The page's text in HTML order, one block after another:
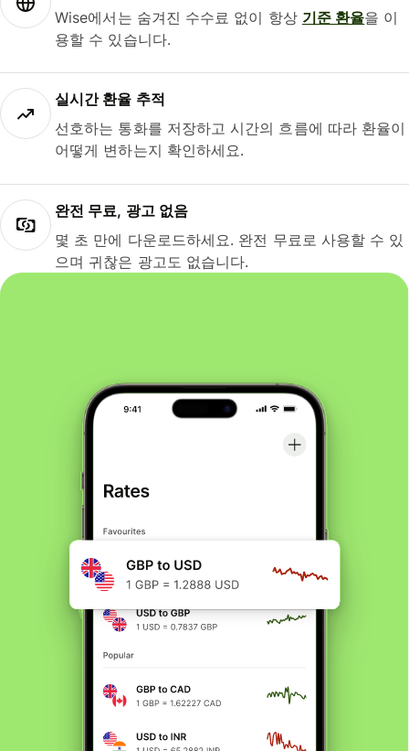
Wise에서는 숨겨진 수수료 없이 항상 기준 환율을 이
용할 수 있습니다.
실시간 환율 추적
선호하는 통화를 저장하고 시간의 흐름에 따라 환율이
어떻게 변하는지 확인하세요.
완전 무료, 광고 없음
몇 초 만에 다운로드하세요. 완전 무료로 사용할 수 있
으며 귀찮은 광고도 없습니다.